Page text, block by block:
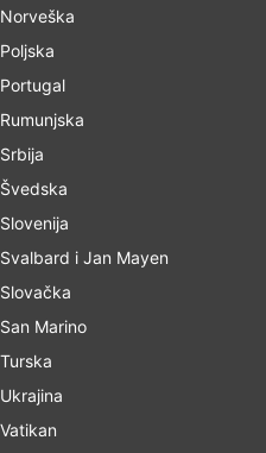
Norveška
Poljska
Portugal
Rumunjska
Srbija
Švedska
Slovenija
Svalbard i Jan Mayen
Slovačka
San Marino
Turska
Ukrajina
Vatikan